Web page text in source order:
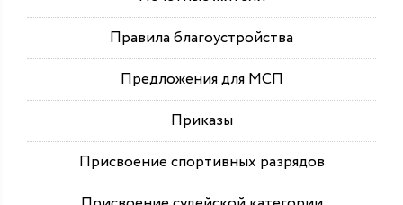
Правила благоустройства
Предложения для МСП
Приказы
Присвоение спортивных разрядов